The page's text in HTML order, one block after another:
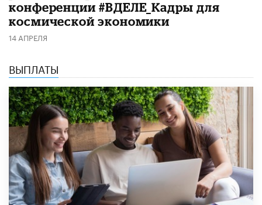
конференции #ВДЕЛЕ_Кадры для
космической экономики
14 АПРЕЛЯ
ВЫПЛАТЫ